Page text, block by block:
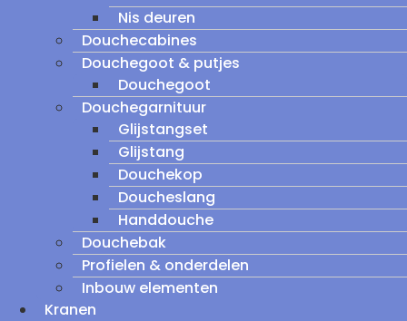
Nis deuren
Douchecabines
Douchegoot & putjes
Douchegoot
Douchegarnituur
Glijstangset
Glijstang
Douchekop
Doucheslang
Handdouche
Douchebak
Profielen & onderdelen
Inbouw elementen
Kranen